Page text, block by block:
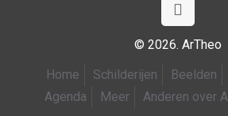
© 2026. ArTheo
Home
Schilderijen Beelden
Agenda
Meer Anderen over